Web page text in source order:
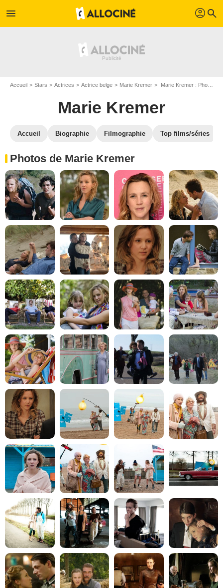
menu profil search
Accueil Stars Actrices Actrice belge Marie Kremer Marie Kremer : Photos de ses films et séries
Marie Kremer
Accueil Biographie Filmographie Top films/séries
Photos de Marie Kremer